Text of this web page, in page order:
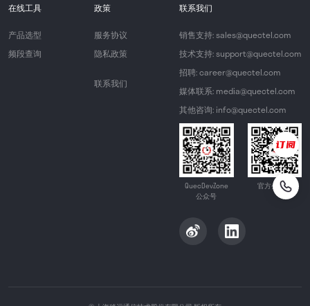
在线工具
产品选型
频段查询
政策
服务协议
隐私政策
联系我们
联系我们
销售支持: sales@quectel.com
技术支持: support@quectel.com
招聘: career@quectel.com
媒体联系: media@quectel.com
其他咨询: info@quectel.com
QuecDevZone
公众号
官方公众号